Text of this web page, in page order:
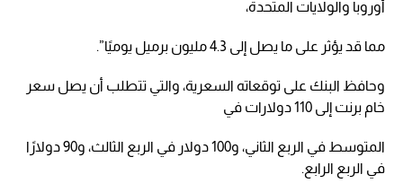
أوروبا والولايات المتحدة،
مما قد يؤثر على ما يصل إلى 4.3 مليون برميل يوميًا”.
وحافظ البنك على توقعاته السعرية، والتي تتطلب أن يصل سعر
خام برنت إلى 110 دولارات في
المتوسط في الربع الثاني، و100 دولار في الربع الثالث، و90 دولارًا
في الربع الرابع.